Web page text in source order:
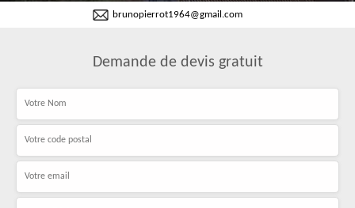
brunopierrot1964@gmail.com
Demande de devis gratuit